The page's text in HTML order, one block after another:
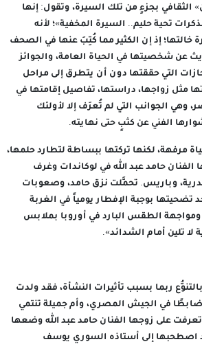
بجزءٍ من تلك السيرة، وتقول: إنها
تحية حليم.. السيرة المخفية»؛ لأنه
إذ إن الكثير مما كُتِبَ عنها في الصحف
عن شخصيتها في الحياة العامة، والجوائز
التي حققتها دون أن يتطرق إلى مراحل
مثل زواجها، دراستها، تفاصيل إقامتها في
وهي الجوانب التي لم تُعرَف إلا لأولئك
الفني عن كثبٍ حتى نهايته.
مرفهة، لكنها تركتها ببساطة لتطارد حلمها،
حامد عبد الله في لوكاندات وغرف
وباريس. تحمَّلت نزق حامد، وصعوبات
بوجبة الإفطار يومياً في الغربة
ومواجهة الطقس البارد في أوروبا بملابس
تلين أمام الشدائد».
ربما بسبب تأثيرات النشأة، فقد ولدت
في الجيش المصري، وأم جميلة تنتمي
على زوجها الفنان حامد عبد الله وضعها
اصطحبها إلى أستاذه السوري يوسف